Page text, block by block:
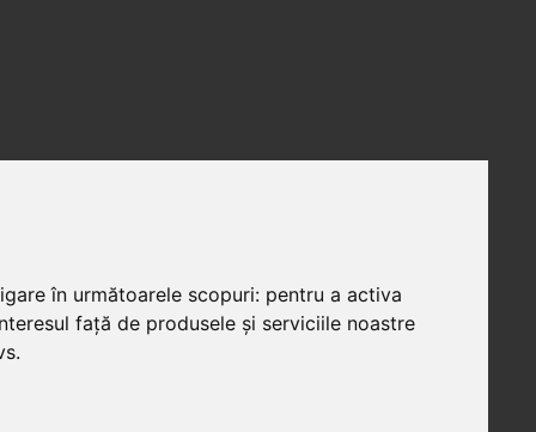
în următoarele scopuri: pentru a activa
față de produsele și serviciile noastre
.